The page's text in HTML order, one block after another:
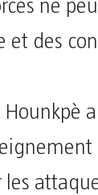
ne
et des
Hounkpè